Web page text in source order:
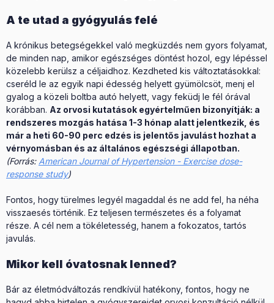
A te utad a gyógyulás felé
A krónikus betegségekkel való megküzdés nem gyors folyamat,
de minden nap, amikor egészséges döntést hozol, egy lépéssel
közelebb kerülsz a céljaidhoz. Kezdheted kis változtatásokkal:
cseréld le az egyik napi édesség helyett gyümölcsöt, menj el
gyalog a közeli boltba autó helyett, vagy feküdj le fél órával
korábban. Az orvosi kutatások egyértelműen bizonyítják: a
rendszeres mozgás hatása 1-3 hónap alatt jelentkezik, és
már a heti 60-90 perc edzés is jelentős javulást hozhat a
vérnyomásban és az általános egészségi állapotban.
(Forrás: American Journal of Hypertension - Exercise dose-
response study)
Fontos, hogy türelmes legyél magaddal és ne add fel, ha néha
visszaesés történik. Ez teljesen természetes és a folyamat
része. A cél nem a tökéletesség, hanem a fokozatos, tartós
javulás.
Mikor kell óvatosnak lenned?
Bár az életmódváltozás rendkívül hatékony, fontos, hogy ne